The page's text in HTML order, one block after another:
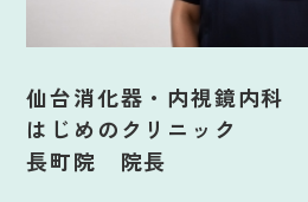
仙台消化器・内視鏡内科
はじめのクリニック
長町院 院長